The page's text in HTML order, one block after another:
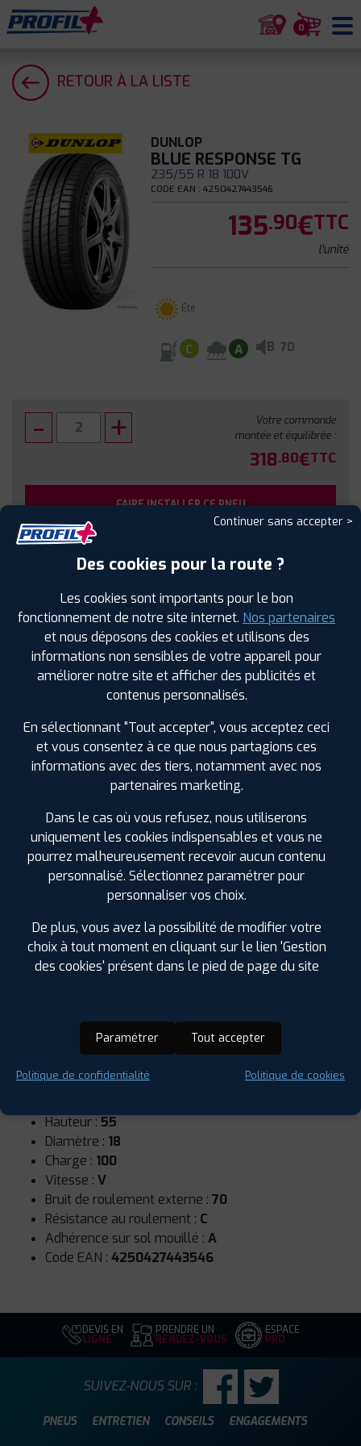
0
RETOUR À LA LISTE
DUNLOP
BLUE RESPONSE TG
235/55 R 18 100V
CODE EAN : 4250427443546
135.90€TTC
l'unité
Été
C A B 70
Votre commande
montée et équilibrée :
318.80€TTC
FAIRE INSTALLER CE PNEU
Sous réserve de disponibilité en agence
SPÉCIFICATIONS AVIS CLIENTS ÉTIQUETAGE
Étiquetage
Runflat :Non
Hauteur : 55
Diamètre : 18
Charge : 100
Vitesse : V
Bruit de roulement externe : 70
Résistance au roulement : C
Adhérence sur sol mouillé : A
Code EAN : 4250427443546
DEVIS EN
LIGNE
PRENDRE UN
RENDEZ-VOUS
ESPACE
PRO
PNEUS ENTRETIEN CONSEILS ENGAGEMENTS
SUIVEZ-NOUS SUR :
Continuer sans accepter >
Des cookies pour la route ?
Les cookies sont importants pour le bon
fonctionnement de notre site internet. Nos partenaires
et nous déposons des cookies et utilisons des
informations non sensibles de votre appareil pour
améliorer notre site et afficher des publicités et
contenus personnalisés.
En sélectionnant "Tout accepter", vous acceptez ceci
et vous consentez à ce que nous partagions ces
informations avec des tiers, notamment avec nos
partenaires marketing.
Dans le cas où vous refusez, nous utiliserons
uniquement les cookies indispensables et vous ne
pourrez malheureusement recevoir aucun contenu
personnalisé. Sélectionnez paramétrer pour
personnaliser vos choix.
De plus, vous avez la possibilité de modifier votre
choix à tout moment en cliquant sur le lien 'Gestion
des cookies' présent dans le pied de page du site
Paramétrer Tout accepter
Politique de confidentialité Politique de cookies